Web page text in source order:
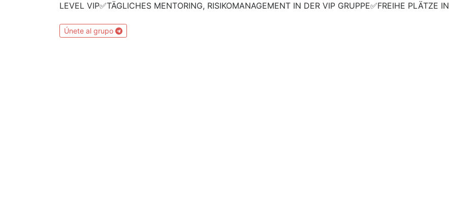
LEVEL VIP✅TÄGLICHES MENTORING, RISIKOMANAGEMENT IN DER VIP GRUPPE✅FREIHE PLÄTZE IN
Únete al grupo